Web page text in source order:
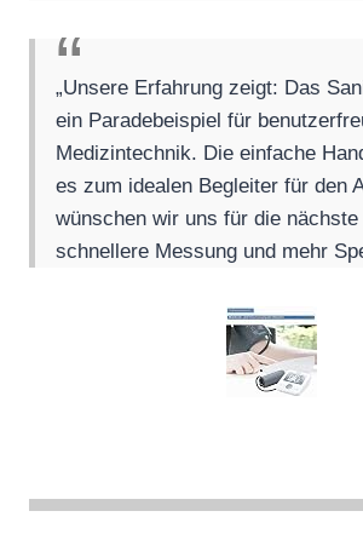
„Unsere Erfahrung zeigt: Das
ein Paradebeispiel für
Medizintechnik. Die einfache
es zum idealen Begleiter für den
wünschen wir uns für die
schnellere Messung und mehr